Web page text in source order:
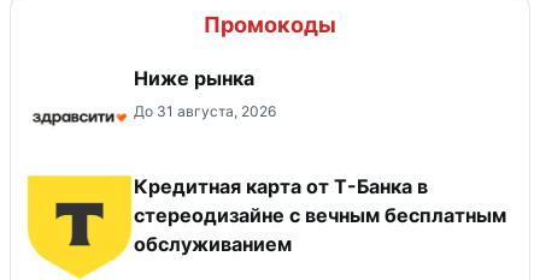
Промокоды
Ниже рынка
До 31 августа, 2026
Кредитная карта от Т-Банка в
стереодизайне с вечным бесплатным
обслуживанием